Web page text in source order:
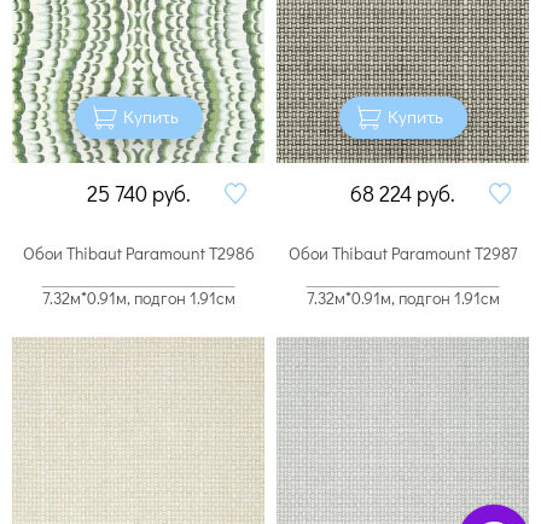
Купить
25 740 руб.
Купить
68 224 руб.
Обои Thibaut Paramount T2986
7.32м*0.91м, подгон 1.91см
Обои Thibaut Paramount T2987
7.32м*0.91м, подгон 1.91см